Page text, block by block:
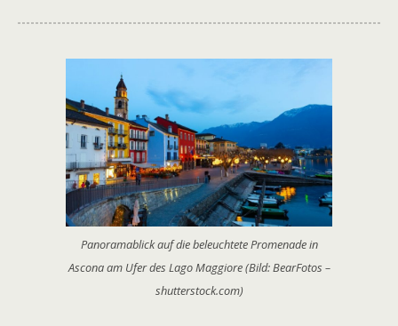
Panoramablick auf die beleuchtete Promenade in
Ascona am Ufer des Lago Maggiore (Bild: BearFotos –
shutterstock.com)